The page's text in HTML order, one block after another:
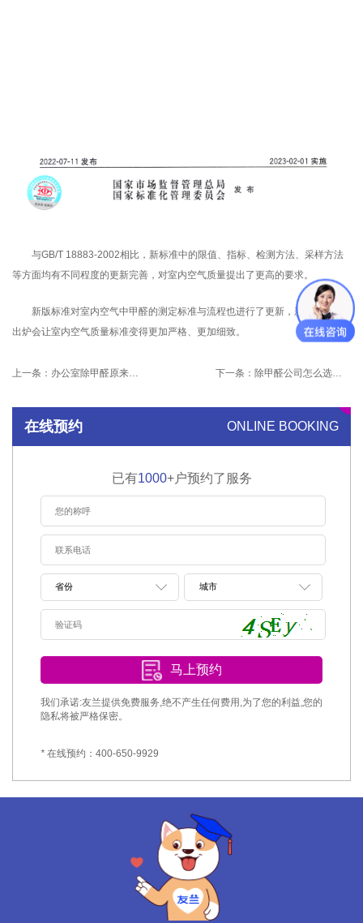
与GB/T 18883-2002相比，新标准中的限值、指标、检测方法、采样方法
等方面均有不同程度的更新完善，对室内空气质量提出了更高的要求。
新版标准对室内空气中甲醛的测定标准与流程也进行了更新，新版标准的
出炉会让室内空气质量标准变得更加严格、更加细致。
上一条： 办公室除甲醛原来这么重要！ 下一条： 除甲醛公司怎么选？选错了真就是交智商税！
ONLINE BOOKING
在线预约
已有1000+户预约了服务
马上预约
我们承诺:友兰提供免费服务,绝不产生任何费用,为了您的利益,您的
隐私将被严格保密。
* 在线预约：400-650-9929